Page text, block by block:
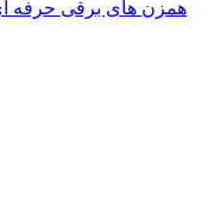
همزن های برقی حرفه